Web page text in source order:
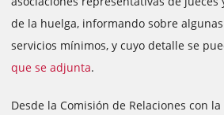
de la huelga, informando sobre
servicios mínimos, y cuyo detalle se
que se adjunta.
Desde la Comisión de Relaciones con